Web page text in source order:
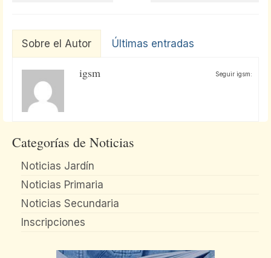
Sobre el Autor Últimas entradas
Seguir igsm:
igsm
Categorías de Noticias
Noticias Jardín
Noticias Primaria
Noticias Secundaria
Inscripciones